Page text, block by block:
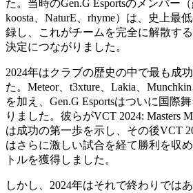
た。当時のGen.G Esportsのメンバー（
koosta、NaturE、rhyme）は、史上最
録し、これがチームを完全に解散す
決定につながりました。
2024年はクラブの歴史の中で最も成
た。Meteor、t3xture、Lakia、
を加え、Gen.G Esportsはついに国際
りました。彼らがVCT 2024: Masters
は成功の第一歩を示し、その後VCT
はさらに激しい試合を経て勝利を収
トルを獲得しました。
しかし、2024年はそれで終わりでは